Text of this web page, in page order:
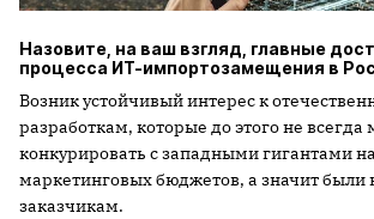
Назовите, на ваш взгляд, главные
процесса ИТ-импортозамещения в
Возник устойчивый интерес к
разработкам, которые до этого не всегда
конкурировать с западными гигантами
маркетинговых бюджетов, а значит были
заказчикам.